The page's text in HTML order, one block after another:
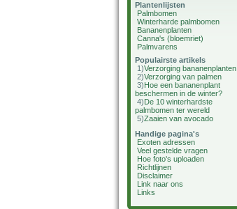
Plantenlijsten
Palmbomen
Winterharde palmbomen
Bananenplanten
Canna's (bloemriet)
Palmvarens
Populairste artikels
1)Verzorging bananenplanten
2)Verzorging van palmen
3)Hoe een bananenplant
beschermen in de winter?
4)De 10 winterhardste
palmbomen ter wereld
5)Zaaien van avocado
Handige pagina's
Exoten adressen
Veel gestelde vragen
Hoe foto's uploaden
Richtlijnen
Disclaimer
Link naar ons
Links